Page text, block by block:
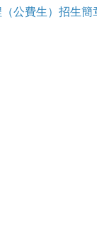
公費生）招生簡